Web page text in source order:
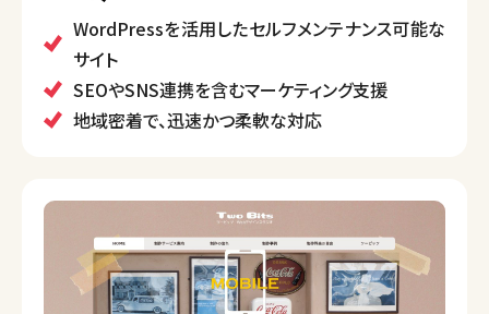
ト、完成後のメンテナンスも実施しています。
また、手頃な価格設定で、企業のブランド向上に貢献し
ます。
WordPressを活用したセルフメンテナンス可能な
サイト
SEOやSNS連携を含むマーケティング支援
地域密着で、迅速かつ柔軟な対応